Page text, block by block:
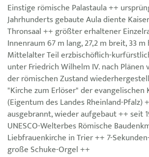
Einstige römische Palastaula ++
Jahrhunderts gebaute Aula diente
Thronsaal ++ größter erhaltener
Innenraum 67 m lang, 27,2 m breit, 33
Mittelalter Teil erzbischöflich-
unter Friedrich Wilhelm IV. nach Plänen
der römischen Zustand
"Kirche zum Erlöser" der evangelischen
(Eigentum des Landes Rheinland-Pfalz)
ausgebrannt, wieder aufgebaut ++ seit
UNESCO-Welterbes Römische
Liebfrauenkirche in Trier ++ 7-
große Schuke-Orgel ++